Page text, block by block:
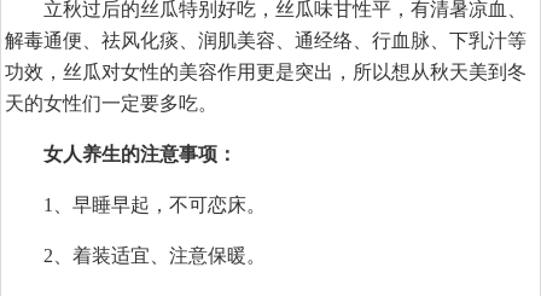
立秋过后的丝瓜特别好吃，丝瓜味甘性平，有清暑凉血、
解毒通便、祛风化痰、润肌美容、通经络、行血脉、下乳汁等
功效，丝瓜对女性的美容作用更是突出，所以想从秋天美到冬
天的女性们一定要多吃。
女人养生的注意事项：
1、早睡早起，不可恋床。
2、着装适宜、注意保暖。